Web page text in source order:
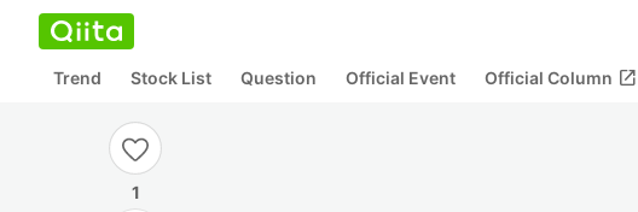
Trend Stock List Question Official Event Official Column open_in_new
1